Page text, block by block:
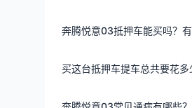
奔腾悦意03抵押车能买吗？有
买这台抵押车提车总共要花多